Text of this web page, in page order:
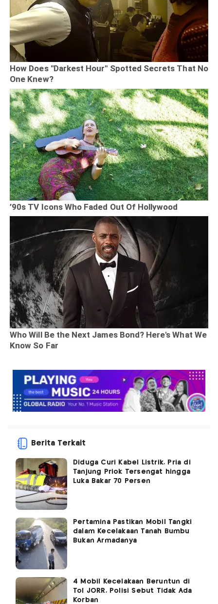
Berita Terkait
Diduga Curi Kabel Listrik, Pria di
Tanjung Priok Tersengat hingga
Luka Bakar 70 Persen
Pertamina Pastikan Mobil Tangki
dalam Kecelakaan Tanah Bumbu
Bukan Armadanya
4 Mobil Kecelakaan Beruntun di
Tol JORR, Polisi Sebut Tidak Ada
Korban